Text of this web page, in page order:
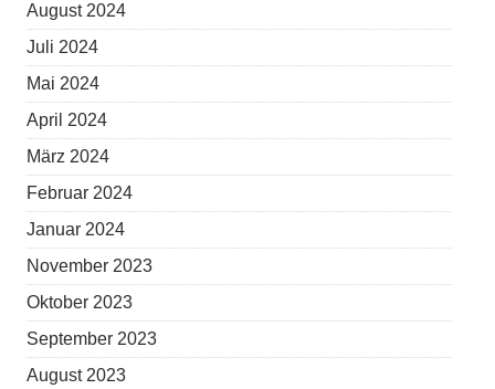
August 2024
Juli 2024
Mai 2024
April 2024
März 2024
Februar 2024
Januar 2024
November 2023
Oktober 2023
September 2023
August 2023